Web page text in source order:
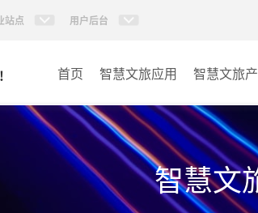
站点 用户后台
首页 智慧文旅应用 智慧文旅
77IP广
AI智慧88
KVM坐席
智慧文